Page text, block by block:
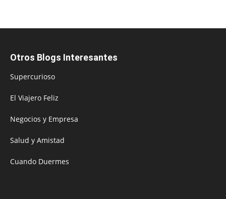
Otros Blogs Interesantes
Supercurioso
El Viajero Feliz
Negocios y Empresa
Salud y Amistad
Cuando Duermes